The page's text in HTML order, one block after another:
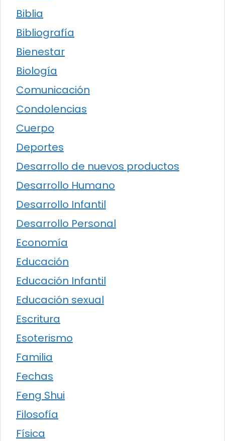
Biblia
Bibliografía
Bienestar
Biología
Comunicación
Condolencias
Cuerpo
Deportes
Desarrollo de nuevos productos
Desarrollo Humano
Desarrollo Infantil
Desarrollo Personal
Economía
Educación
Educación Infantil
Educación sexual
Escritura
Esoterismo
Familia
Fechas
Feng Shui
Filosofía
Física